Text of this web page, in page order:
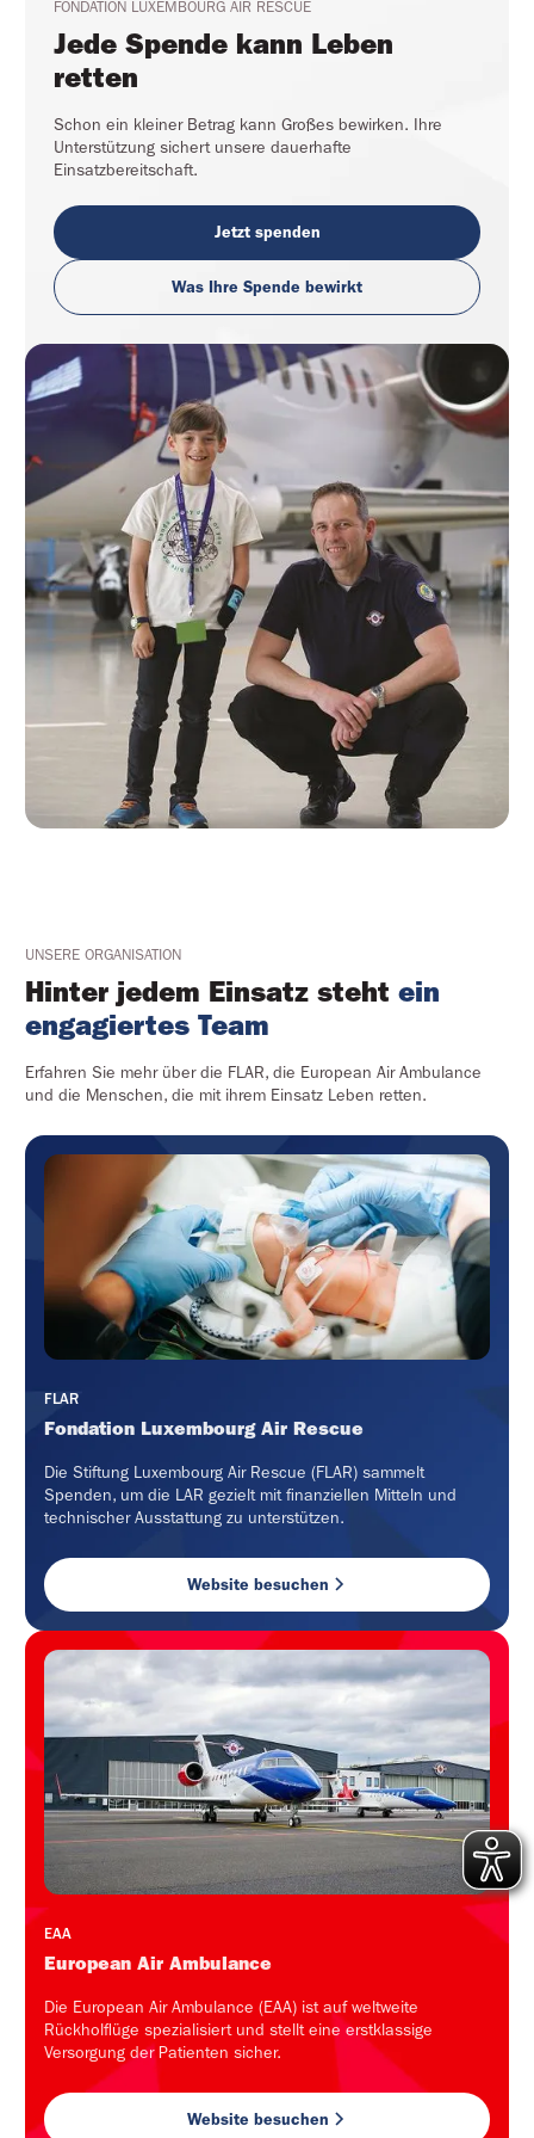
FONDATION LUXEMBOURG AIR RESCUE
Jede Spende kann Leben
retten
Schon ein kleiner Betrag kann Großes bewirken. Ihre
Unterstützung sichert unsere dauerhafte
Einsatzbereitschaft.
Jetzt spenden
Was Ihre Spende bewirkt
UNSERE ORGANISATION
Hinter jedem Einsatz steht ein
engagiertes Team
Erfahren Sie mehr über die FLAR, die European Air Ambulance
und die Menschen, die mit ihrem Einsatz Leben retten.
FLAR
Fondation Luxembourg Air Rescue
Die Stiftung Luxembourg Air Rescue (FLAR) sammelt
Spenden, um die LAR gezielt mit finanziellen Mitteln und
technischer Ausstattung zu unterstützen.
Website besuchen
EAA
European Air Ambulance
Die European Air Ambulance (EAA) ist auf weltweite
Rückholflüge spezialisiert und stellt eine erstklassige
Versorgung der Patienten sicher.
Website besuchen